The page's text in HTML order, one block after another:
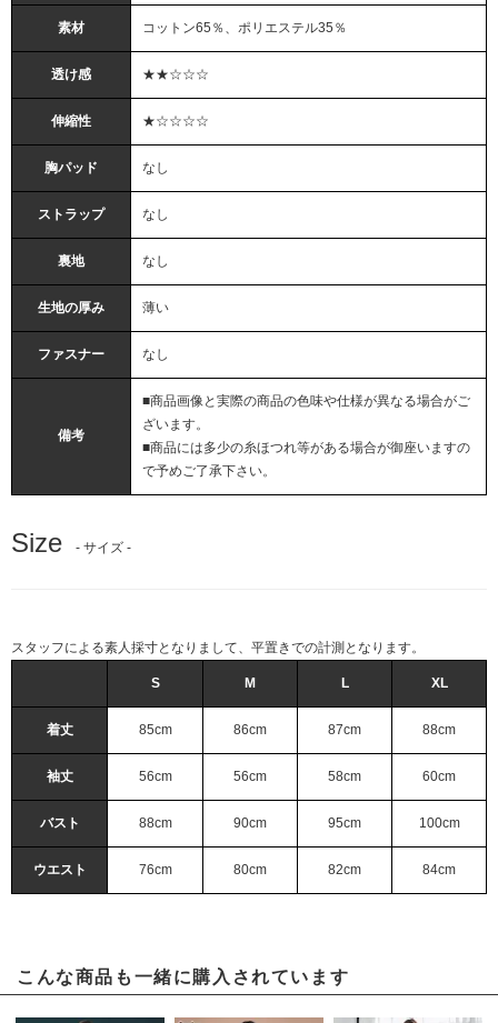
素材 コットン65％、ポリエステル35％
透け感 ★★☆☆☆
伸縮性 ★☆☆☆☆
胸パッド なし
ストラップ なし
裏地 なし
生地の厚み 薄い
ファスナー なし
備考
■商品画像と実際の商品の色味や仕様が異なる場合がご
ざいます。
■商品には多少の糸ほつれ等がある場合が御座いますの
で予めご了承下さい。
Size - サイズ -
スタッフによる素人採寸となりまして、平置きでの計測となります。
S M L XL
着丈 85cm 86cm 87cm 88cm
袖丈 56cm 56cm 58cm 60cm
バスト 88cm 90cm 95cm 100cm
ウエスト 76cm 80cm 82cm 84cm
こんな商品も一緒に購入されています